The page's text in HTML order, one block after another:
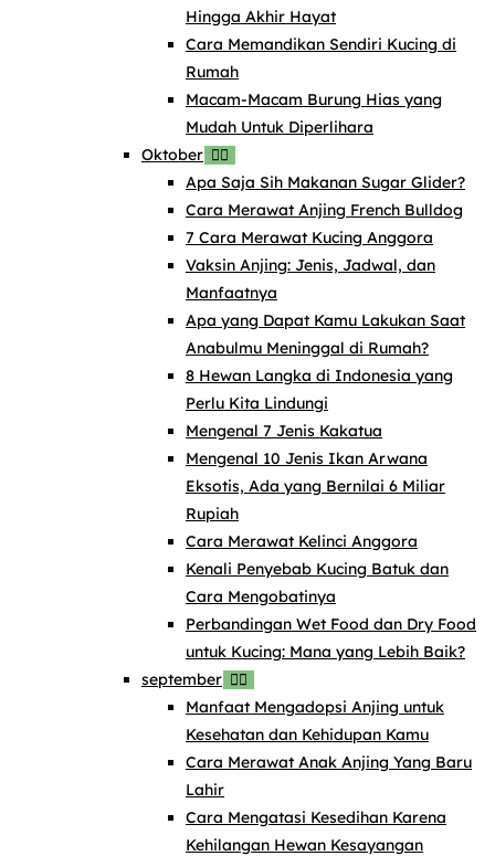
Hingga Akhir Hayat
Cara Memandikan Sendiri Kucing di
Rumah
Macam-Macam Burung Hias yang
Mudah Untuk Diperlihara
Oktober
Apa Saja Sih Makanan Sugar Glider?
Cara Merawat Anjing French Bulldog
7 Cara Merawat Kucing Anggora
Vaksin Anjing: Jenis, Jadwal, dan
Manfaatnya
Apa yang Dapat Kamu Lakukan Saat
Anabulmu Meninggal di Rumah?
8 Hewan Langka di Indonesia yang
Perlu Kita Lindungi
Mengenal 7 Jenis Kakatua
Mengenal 10 Jenis Ikan Arwana
Eksotis, Ada yang Bernilai 6 Miliar
Rupiah
Cara Merawat Kelinci Anggora
Kenali Penyebab Kucing Batuk dan
Cara Mengobatinya
Perbandingan Wet Food dan Dry Food
untuk Kucing: Mana yang Lebih Baik?
september
Manfaat Mengadopsi Anjing untuk
Kesehatan dan Kehidupan Kamu
Cara Merawat Anak Anjing Yang Baru
Lahir
Cara Mengatasi Kesedihan Karena
Kehilangan Hewan Kesayangan